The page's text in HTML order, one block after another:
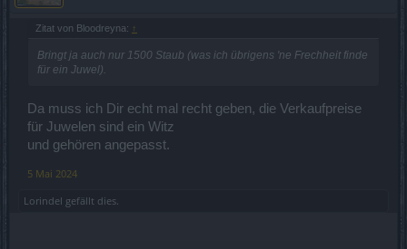
Zitat von Bloodreyna: ↑
Bringt ja auch nur 1500 Staub (was ich übrigens 'ne Frechheit finde
für ein Juwel).
Da muss ich Dir echt mal recht geben, die Verkaufpreise
für Juwelen sind ein Witz
und gehören angepasst.
5 Mai 2024
Lorindel gefällt dies.